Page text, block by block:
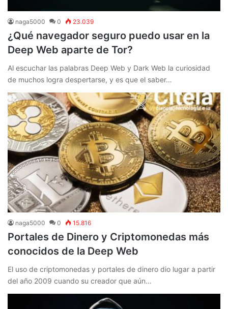
naga5000 0 23.039
¿Qué navegador seguro puedo usar en la
Deep Web aparte de Tor?
Al escuchar las palabras Deep Web y Dark Web la curiosidad
de muchos logra despertarse, y es que el saber…
naga5000 0 15.816
Portales de Dinero y Criptomonedas más
conocidos de la Deep Web
El uso de criptomonedas y portales de dinero dio lugar a partir
del año 2009 cuando su creador que aún…